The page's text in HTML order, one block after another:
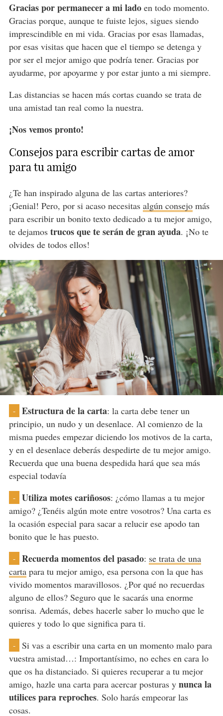
Gracias por permanecer a mi ladoen todo momento.
Gracias porque, aunque te fuiste lejos, sigues siendo
imprescindible en mi vida. Gracias por esas llamadas,
por esas visitas que hacen que el tiempo se detenga y
por ser el mejor amigo que podría tener. Gracias por
ayudarme, por apoyarme y por estar junto a mi siempre.
Las distancias se hacen más cortas cuando se trata de
una amistad tan real como la nuestra.
¡Nos vemos pronto!
Consejos para escribir cartas de amor
para tu amigo
¿Te han inspirado alguna de las cartas anteriores?
¡Genial! Pero, por si acaso necesitas algún consejomás
para escribir un bonito texto dedicado a tu mejor amigo,
te dejamostrucos que te serán de gran ayuda. ¡No te
olvides de todos ellos!
- Estructura de la carta: la carta debe tener un
principio, un nudo y un desenlace. Al comienzo de la
misma puedes empezar diciendo los motivos de la carta,
y en el desenlace deberás despedirte de tu mejor amigo.
Recuerda que una buena despedida hará que sea más
especial todavía
- Utiliza motes cariñosos: ¿cómo llamas a tu mejor
amigo? ¿Tenéis algún mote entre vosotros? Una carta es
la ocasión especial para sacar a relucir ese apodo tan
bonito que le has puesto.
- Recuerda momentos del pasado: se trata de una
cartapara tu mejor amigo, esa persona con la que has
vivido momentos maravillosos. ¿Por qué no recuerdas
alguno de ellos? Seguro que le sacarás una enorme
sonrisa. Además, debes hacerle saber lo mucho que le
quieres y todo lo que significa para ti.
-
Si vas a escribir una carta en un momento malo para
vuestra amistad…: Importantísimo, no eches en cara lo
que os ha distanciado. Si quieres recuperar a tu mejor
amigo, hazle una carta para acercar posturas y nunca la
utilices para reproches. Solo harás empeorar las
cosas.